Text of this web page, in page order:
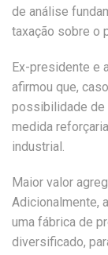
de análise
taxação sobre o
Ex-presidente e
afirmou que,
possibilidade de
medida
industrial.
Maior valor
Adicionalmente,
uma fábrica de
diversificado,